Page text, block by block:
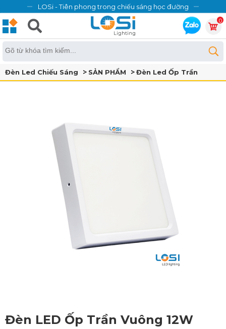
LOSi - Tiên phong trong chiếu sáng học đường
0
Đèn Led Chiếu Sáng SẢN PHẨM Đèn Led Ốp Trần
Đèn LED Ốp Trần Vuông 12W